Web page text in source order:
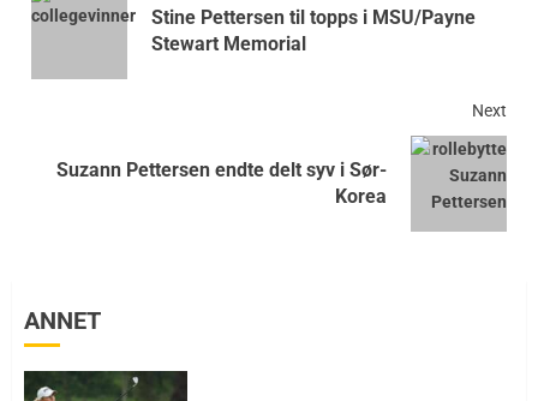
Stine Pettersen til topps i MSU/Payne
Stewart Memorial
Next
Suzann Pettersen endte delt syv i Sør-
Korea
ANNET